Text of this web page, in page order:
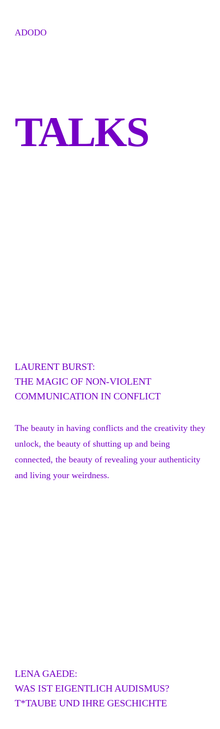
ADODO
TALKS
LAURENT BURST:
THE MAGIC OF NON-VIOLENT
COMMUNICATION IN CONFLICT
The beauty in having conflicts and the creativity they
unlock, the beauty of shutting up and being
connected, the beauty of revealing your authenticity
and living your weirdness.
LENA GAEDE:
WAS IST EIGENTLICH AUDISMUS?
T*TAUBE UND IHRE GESCHICHTE